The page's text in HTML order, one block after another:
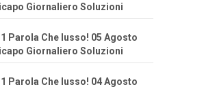
Giornaliero Soluzioni
Parola Che lusso! 05 Agosto
Giornaliero Soluzioni
Parola Che lusso! 04 Agosto